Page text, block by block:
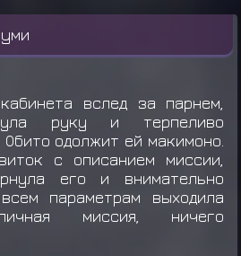
вслед за парнем,
руку и терпеливо
одолжит ей макимоно.
с описанием миссии,
его и внимательно
параметрам выходила
миссия, ничего